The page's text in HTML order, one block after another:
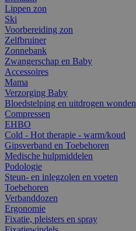
Lippen zon
Ski
Voorbereiding zon
Zelfbruiner
Zonnebank
Zwangerschap en Baby
Accessoires
Mama
Verzorging Baby
Bloedstelping en uitdrogen wonden
Compressen
EHBO
Cold - Hot therapie - warm/koud
Gipsverband en Toebehoren
Medische hulpmiddelen
Podologie
Steun- en inlegzolen en voeten
Toebehoren
Verbanddozen
Ergonomie
Fixatie, pleisters en spray